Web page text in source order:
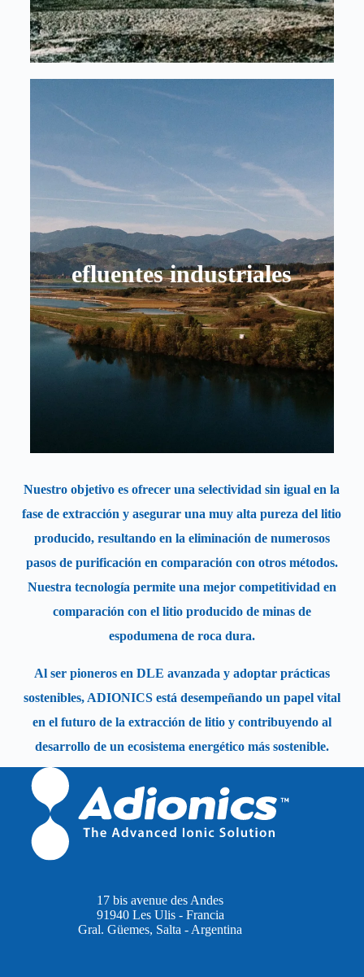
efluentes industriales
Nuestro objetivo es ofrecer una selectividad sin igual en la
fase de extracción y asegurar una muy alta pureza del litio
producido, resultando en la eliminación de numerosos
pasos de purificación en comparación con otros métodos.
Nuestra tecnología permite una mejor competitividad en
comparación con el litio producido de minas de
espodumena de roca dura.
Al ser pioneros en DLE avanzada y adoptar prácticas
sostenibles, ADIONICS está desempeñando un papel vital
en el futuro de la extracción de litio y contribuyendo al
desarrollo de un ecosistema energético más sostenible.
17 bis avenue des Andes
91940 Les Ulis - Francia
Gral. Güemes, Salta - Argentina